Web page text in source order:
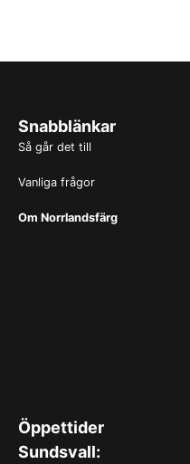
Snabblänkar
Så går det till
Vanliga frågor
Om Norrlandsfärg
Öppettider
Sundsvall: